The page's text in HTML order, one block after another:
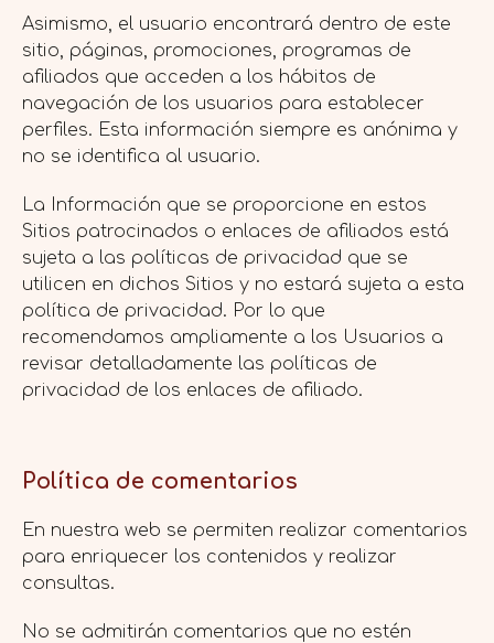
Asimismo, el usuario encontrará dentro de este
sitio, páginas, promociones, programas de
afiliados que acceden a los hábitos de
navegación de los usuarios para establecer
perfiles. Esta información siempre es anónima y
no se identifica al usuario.
La Información que se proporcione en estos
Sitios patrocinados o enlaces de afiliados está
sujeta a las políticas de privacidad que se
utilicen en dichos Sitios y no estará sujeta a esta
política de privacidad. Por lo que
recomendamos ampliamente a los Usuarios a
revisar detalladamente las políticas de
privacidad de los enlaces de afiliado.
Política de comentarios
En nuestra web se permiten realizar comentarios
para enriquecer los contenidos y realizar
consultas.
No se admitirán comentarios que no estén